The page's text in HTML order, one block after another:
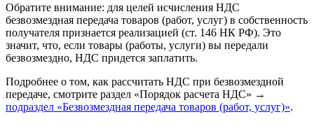
Обратите внимание: для целей исчисления НДС
безвозмездная передача товаров (работ, услуг) в собственность
получателя признается реализацией (ст. 146 НК РФ). Это
значит, что, если товары (работы, услуги) вы передали
безвозмездно, НДС придется заплатить.
Подробнее о том, как рассчитать НДС при безвозмездной
передаче, смотрите раздел «Порядок расчета НДС» →
подраздел «Безвозмездная передача товаров (работ, услуг)».